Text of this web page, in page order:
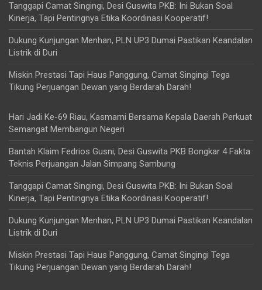
Tanggapi Camat Singingi, Desi Guswita PKB: Ini Bukan Soal
Kinerja, Tapi Pentingnya Etika Koordinasi Kooperatif!
Dukung Kunjungan Menhan, PLN UP3 Dumai Pastikan Keandalan
Listrik di Duri
Miskin Prestasi Tapi Haus Panggung, Camat Singingi Tega
Tikung Perjuangan Dewan yang Berdarah Darah!
Hari Jadi Ke-69 Riau, Kasmarni Bersama Kepala Daerah Perkuat
Semangat Membangun Negeri
Bantah Klaim Fedrios Gusni, Desi Guswita PKB Bongkar 4 Fakta
Teknis Perjuangan Jalan Simpang Sambung
Tanggapi Camat Singingi, Desi Guswita PKB: Ini Bukan Soal
Kinerja, Tapi Pentingnya Etika Koordinasi Kooperatif!
Dukung Kunjungan Menhan, PLN UP3 Dumai Pastikan Keandalan
Listrik di Duri
Miskin Prestasi Tapi Haus Panggung, Camat Singingi Tega
Tikung Perjuangan Dewan yang Berdarah Darah!